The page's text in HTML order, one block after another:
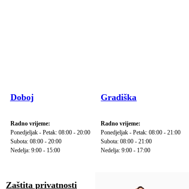
Doboj
Radno vrijeme:
Ponedjeljak - Petak: 08:00 - 20:00
Subota: 08:00 - 20:00
Nedelja: 9:00 - 15:00
Gradiška
Radno vrijeme:
Ponedjeljak - Petak: 08:00 - 21:00
Subota: 08:00 - 21:00
Nedelja: 9:00 - 17:00
Zaštita privatnosti